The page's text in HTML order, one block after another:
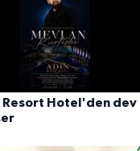
Resort Hotel'den dev